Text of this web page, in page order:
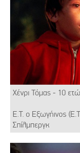
Χένρι Τόμας - 10
Ε.Τ. o Εξωγήινος
Σπίλμπεργκ